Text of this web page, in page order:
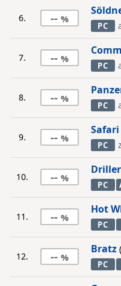
6. --
PC
7. --
PC
8. --
PC
9. --
PC
10. --
Driller
PC
11. --
Hot
PC
12. --
Bratz
PC